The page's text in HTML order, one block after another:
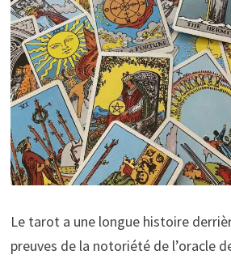
Le tarot a une longue histoire
preuves de la notoriété de l’oracle